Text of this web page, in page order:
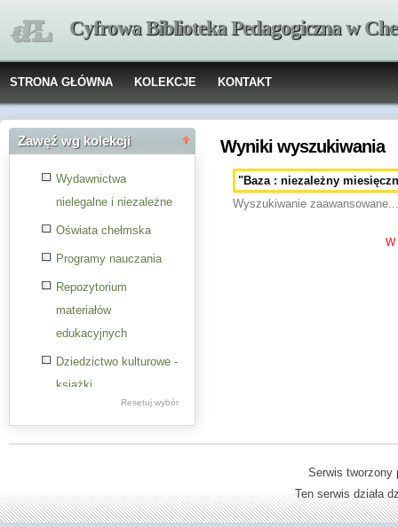
Cyfrowa Biblioteka Pedagogiczna w
STRONA GŁÓWNA KOLEKCJE KONTAKT
Zawęź wg kolekcji
Wydawnictwa
nielegalne i niezależne
Oświata chełmska
Programy nauczania
Repozytorium
materiałów
edukacyjnych
Dziedzictwo kulturowe -
książki
Resetuj wybór
Wyniki wyszukiwania
Wyszukiwanie zaawansowane...
W
Serwis
Ten serwis działa